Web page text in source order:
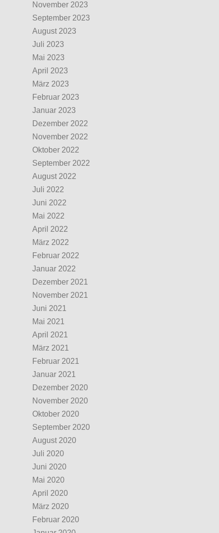
November 2023
September 2023
August 2023
Juli 2023
Mai 2023
April 2023
März 2023
Februar 2023
Januar 2023
Dezember 2022
November 2022
Oktober 2022
September 2022
August 2022
Juli 2022
Juni 2022
Mai 2022
April 2022
März 2022
Februar 2022
Januar 2022
Dezember 2021
November 2021
Juni 2021
Mai 2021
April 2021
März 2021
Februar 2021
Januar 2021
Dezember 2020
November 2020
Oktober 2020
September 2020
August 2020
Juli 2020
Juni 2020
Mai 2020
April 2020
März 2020
Februar 2020